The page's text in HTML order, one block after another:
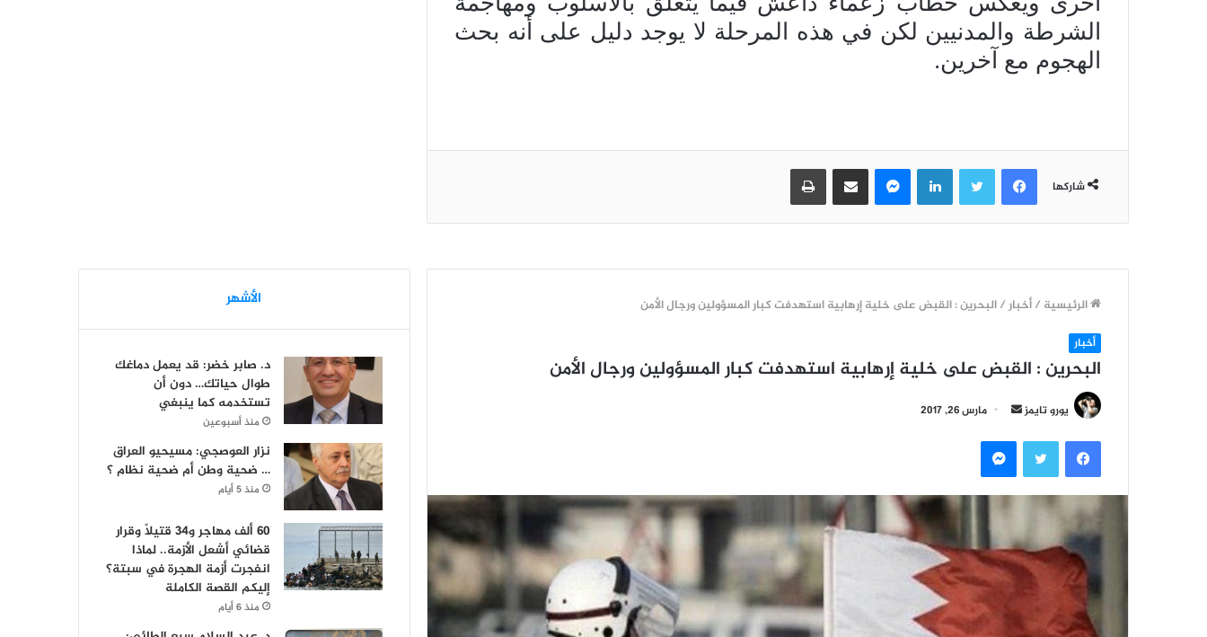
الشرطة والمدنيين لكن في هذه المرحلة لا يوجد دليل على أنه بحث
الهجوم مع آخرين.
شاركها
فيسبوك لينكدإن مشاركة عبر البريد